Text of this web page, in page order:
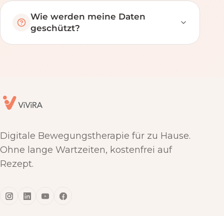
Wie werden meine Daten
geschützt?
Digitale Bewegungstherapie für zu Hause.
Ohne lange Wartzeiten, kostenfrei auf
Rezept.